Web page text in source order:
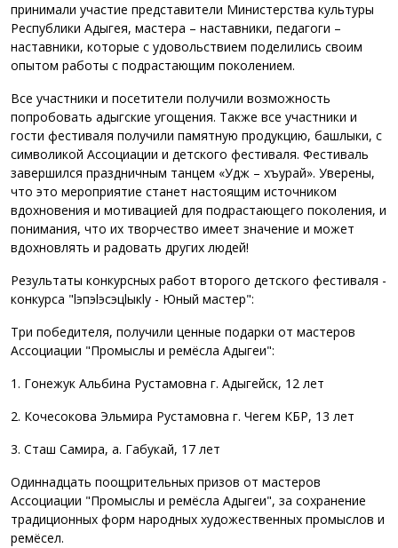
принимали участие представители Министерства культуры
Республики Адыгея, мастера – наставники, педагоги –
наставники, которые с удовольствием поделились своим
опытом работы с подрастающим поколением.
Все участники и посетители получили возможность
попробовать адыгские угощения. Также все участники и
гости фестиваля получили памятную продукцию, башлыки, с
символикой Ассоциации и детского фестиваля. Фестиваль
завершился праздничным танцем «Удж – хъурай». Уверены,
что это мероприятие станет настоящим источником
вдохновения и мотивацией для подрастающего поколения, и
понимания, что их творчество имеет значение и может
вдохновлять и радовать других людей!
Результаты конкурсных работ второго детского фестиваля -
конкурса "lэпэlэсэцlыкly - Юный мастер":
Три победителя, получили ценные подарки от мастеров
Ассоциации "Промыслы и ремёсла Адыгеи":
1. Гонежук Альбина Рустамовна г. Адыгейск, 12 лет
2. Кочесокова Эльмира Рустамовна г. Чегем КБР, 13 лет
3. Сташ Самира, а. Габукай, 17 лет
Одиннадцать поощрительных призов от мастеров
Ассоциации "Промыслы и ремёсла Адыгеи", за сохранение
традиционных форм народных художественных промыслов и
ремёсел.